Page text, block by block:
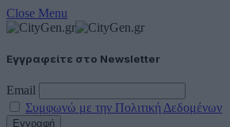
Close Menu
Εγγραφείτε στο Newsletter
Email
Συμφωνώ με την Πολιτική Δεδομένων